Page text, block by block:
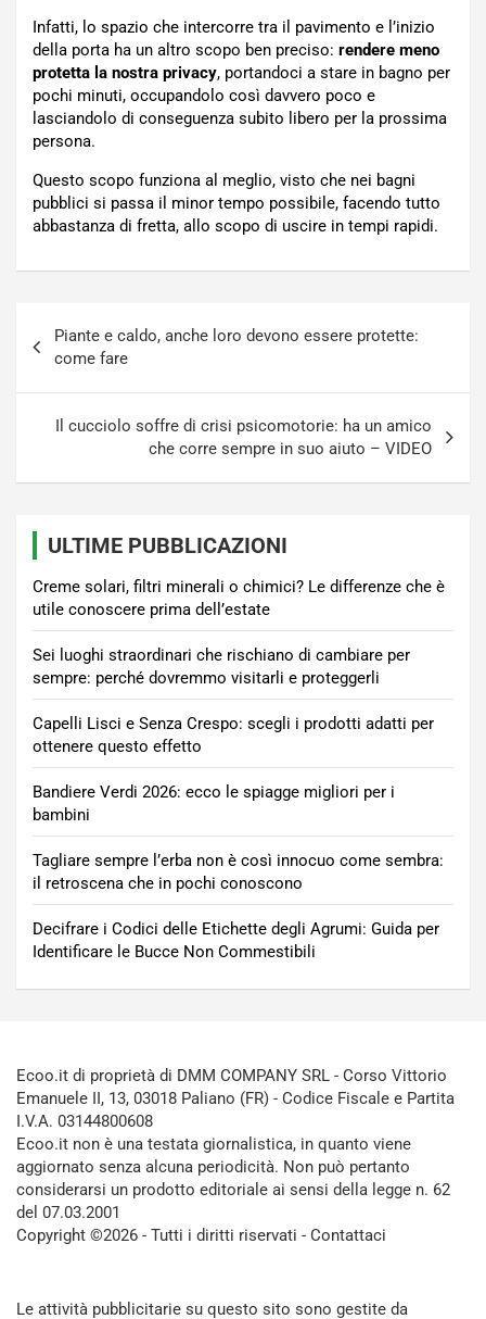
Infatti, lo spazio che intercorre tra il pavimento e l’inizio
della porta ha un altro scopo ben preciso: rendere meno
protetta la nostra privacy, portandoci a stare in bagno per
pochi minuti, occupandolo così davvero poco e
lasciandolo di conseguenza subito libero per la prossima
persona.
Questo scopo funziona al meglio, visto che nei bagni
pubblici si passa il minor tempo possibile, facendo tutto
abbastanza di fretta, allo scopo di uscire in tempi rapidi.
articoli
Piante e caldo, anche loro devono essere protette:
come fare
Il cucciolo soffre di crisi psicomotorie: ha un amico
che corre sempre in suo aiuto – VIDEO
ULTIME PUBBLICAZIONI
Creme solari, filtri minerali o chimici? Le differenze che è
utile conoscere prima dell’estate
Sei luoghi straordinari che rischiano di cambiare per
sempre: perché dovremmo visitarli e proteggerli
Capelli Lisci e Senza Crespo: scegli i prodotti adatti per
ottenere questo effetto
Bandiere Verdi 2026: ecco le spiagge migliori per i
bambini
Tagliare sempre l’erba non è così innocuo come sembra:
il retroscena che in pochi conoscono
Decifrare i Codici delle Etichette degli Agrumi: Guida per
Identificare le Bucce Non Commestibili
Ecoo.it di proprietà di DMM COMPANY SRL - Corso Vittorio
Emanuele II, 13, 03018 Paliano (FR) - Codice Fiscale e Partita
I.V.A. 03144800608
Ecoo.it non è una testata giornalistica, in quanto viene
aggiornato senza alcuna periodicità. Non può pertanto
considerarsi un prodotto editoriale ai sensi della legge n. 62
del 07.03.2001
Copyright ©2026 - Tutti i diritti riservati - Contattaci
Le attività pubblicitarie su questo sito sono gestite da